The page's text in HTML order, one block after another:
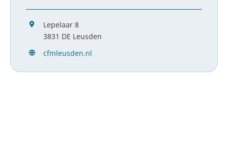
Lepelaar 8
3831 DE Leusden
cfmleusden.nl